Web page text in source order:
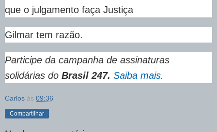
que o julgamento faça Justiça
Gilmar tem razão.
Participe da campanha de assinaturas
solidárias do Brasil 247. Saiba mais.
Carlos às 09:36
Compartilhar